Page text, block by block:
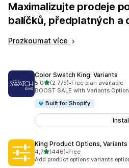
Maximalizujte prodeje
balíčků, předplatných a
Prozkoumat více
Color Swatch King: Variants
5,0z 5 hvězd
(2 775)
Celkový počet recenzí: 2775
•Free plan available
BOOST SALE with Variants
Built for Shopify
King Product Options, Variants
4,7z 5 hvězd
(446)
Celkový počet recenzí: 446
•Free
Add product options variants